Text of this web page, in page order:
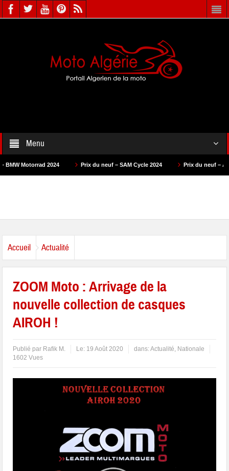
Menu
2024 Prix du neuf – SAM Cycle 2024 Prix du neuf – AS Motors 2024
Accueil Actualité
ZOOM Moto : Arrivage de la
nouvelle collection de casques
AIROH !
Publié par Rafik M. Le: 19 Août 2020 dans:Actualité, Nationale
1602 Vues